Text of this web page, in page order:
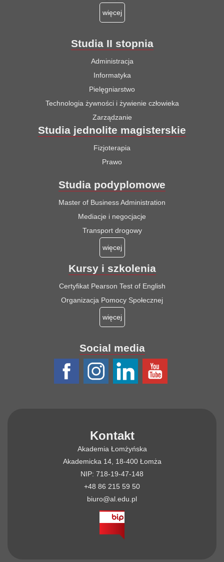
więcej
Studia II stopnia
Administracja
Informatyka
Pielęgniarstwo
Technologia żywności i żywienie człowieka
Zarządzanie
Studia jednolite magisterskie
Fizjoterapia
Prawo
Studia podyplomowe
Master of Business Administration
Mediacje i negocjacje
Transport drogowy
więcej
Kursy i szkolenia
Certyfikat Pearson Test of English
Organizacja Pomocy Społecznej
więcej
Social media
Kontakt
Akademia Łomżyńska
Akademicka 14, 18-400 Łomża
NIP: 718-19-47-148
+48 86 215 59 50
biuro@al.edu.pl